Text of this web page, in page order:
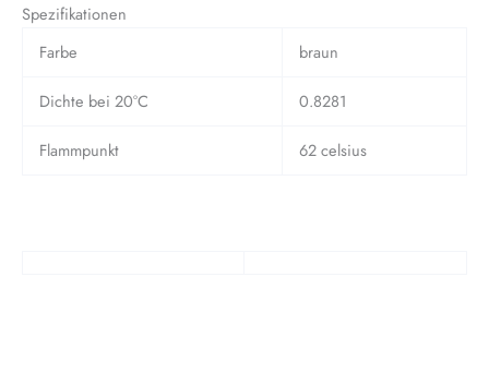
Spezifikationen
Farbe
braun
Dichte bei 20°C 0.8281
Flammpunkt 62 celsius